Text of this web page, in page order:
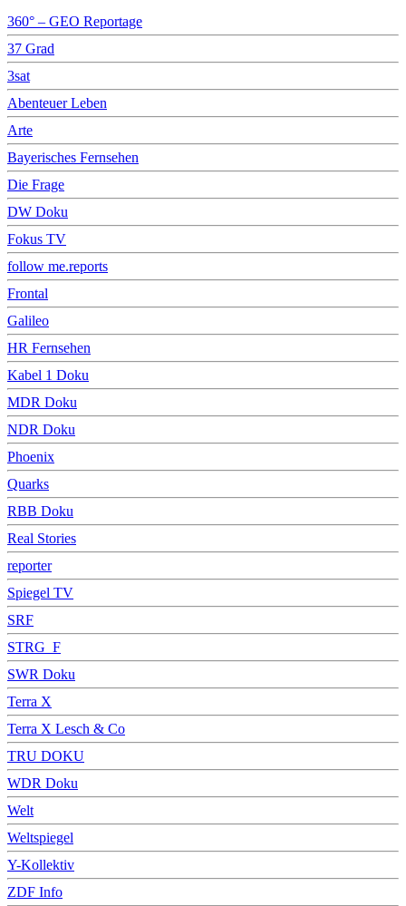
360° – GEO Reportage
37 Grad
3sat
Abenteuer Leben
Arte
Bayerisches Fernsehen
Die Frage
DW Doku
Fokus TV
follow me.reports
Frontal
Galileo
HR Fernsehen
Kabel 1 Doku
MDR Doku
NDR Doku
Phoenix
Quarks
RBB Doku
Real Stories
reporter
Spiegel TV
SRF
STRG_F
SWR Doku
Terra X
Terra X Lesch & Co
TRU DOKU
WDR Doku
Welt
Weltspiegel
Y-Kollektiv
ZDF Info